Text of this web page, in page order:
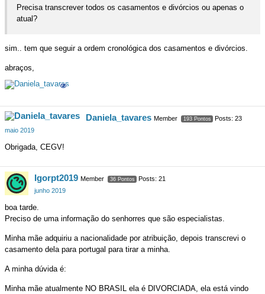
Precisa transcrever todos os casamentos e divórcios ou apenas o
atual?
sim.. tem que seguir a ordem cronológica dos casamentos e divórcios.
abraços,
Daniela_tavares Member 193 Pontos
Posts: 23
maio 2019
Obrigada, CEGV!
Igorpt2019 Member 36 Pontos
Posts: 21
junho 2019
boa tarde.
Preciso de uma informação do senhorres que são especialistas.
Minha mãe adquiriu a nacionalidade por atribuição, depois transcrevi o
casamento dela para portugal para tirar a minha.
A minha dúvida é:
Minha mãe atualmente NO BRASIL ela é DIVORCIADA, ela está vindo